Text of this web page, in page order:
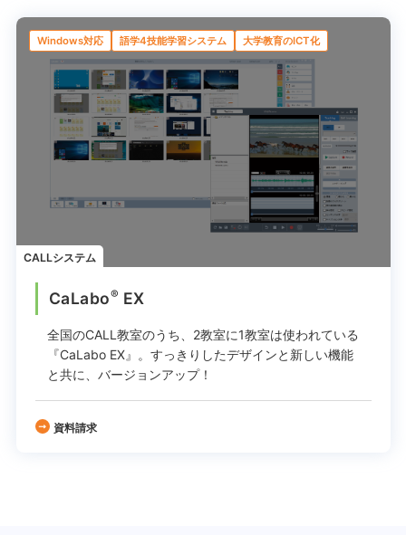
Windows対応 語学4技能学習システム 大学教育のICT化
CALLシステム
CaLabo® EX
全国のCALL教室のうち、2教室に1教室は使われている
『CaLabo EX』。 すっきりしたデザインと新しい機能
と共に、バージョンアップ！
資料請求